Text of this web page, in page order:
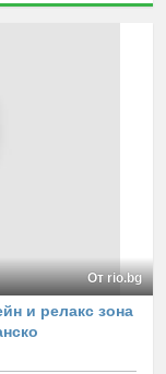
От rio.bg
и релакс зона